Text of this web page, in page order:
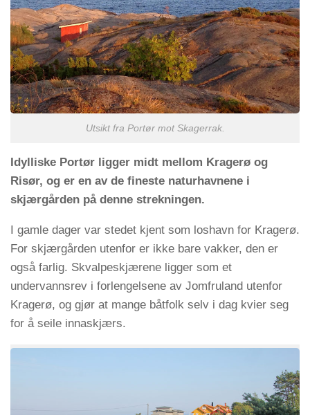
Utsikt fra Portør mot Skagerrak.
Idylliske Portør ligger midt mellom Kragerø og
Risør, og er en av de fineste naturhavnene i
skjærgården på denne strekningen.
I gamle dager var stedet kjent som loshavn for Kragerø.
For skjærgården utenfor er ikke bare vakker, den er
også farlig. Skvalpeskjærene ligger som et
undervannsrev i forlengelsene av Jomfruland utenfor
Kragerø, og gjør at mange båtfolk selv i dag kvier seg
for å seile innaskjærs.